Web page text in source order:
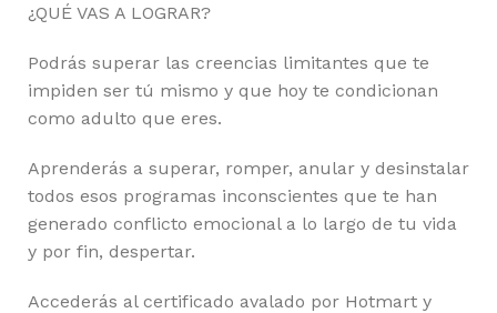
¿QUÉ VAS A LOGRAR?
Podrás superar las creencias limitantes que te
impiden ser tú mismo y que hoy te condicionan
como adulto que eres.
Aprenderás a superar, romper, anular y desinstalar
todos esos programas inconscientes que te han
generado conflicto emocional a lo largo de tu vida
y por fin, despertar.
Accederás al certificado avalado por Hotmart y